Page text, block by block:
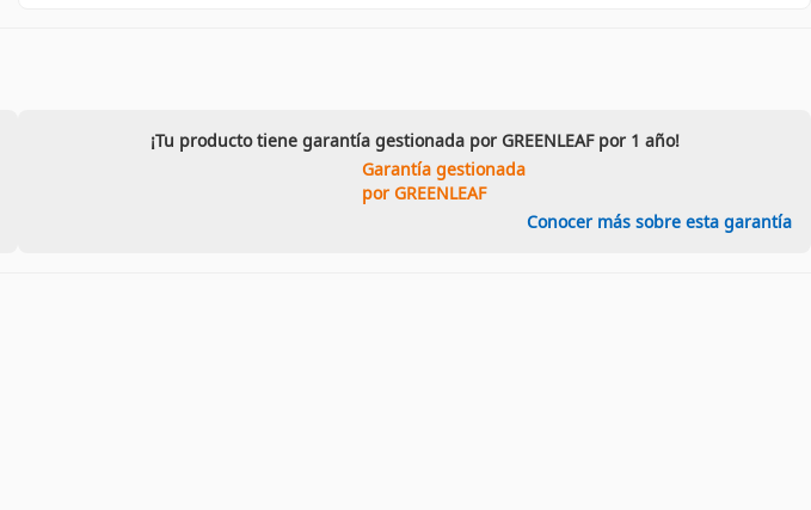
¡Tu producto tiene garantía gestionada por GREENLEAF por 1 año!
Garantía gestionada
por GREENLEAF
Conocer más sobre esta garantía